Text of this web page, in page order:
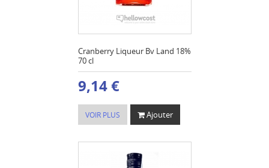
Cranberry Liqueur Bv Land 18%
70 cl
9,14 €
VOIR PLUS Ajouter